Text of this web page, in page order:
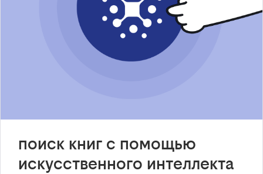
поиск книг с помощью
искусственного интеллекта